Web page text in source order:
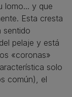
lomo... y que
Esta cresta
sentido
pelaje y está
«coronas»
solo
común), el